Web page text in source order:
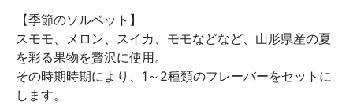
【季節のソルベット】
スモモ、メロン、スイカ、モモなどなど、山形県産の夏
を彩る果物を贅沢に使用。
その時期時期により、1～2種類のフレーバーをセットに
します。